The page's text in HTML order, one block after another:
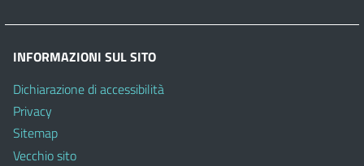
INFORMAZIONI SUL SITO
Dichiarazione di accessibilità
Privacy
Sitemap
Vecchio sito